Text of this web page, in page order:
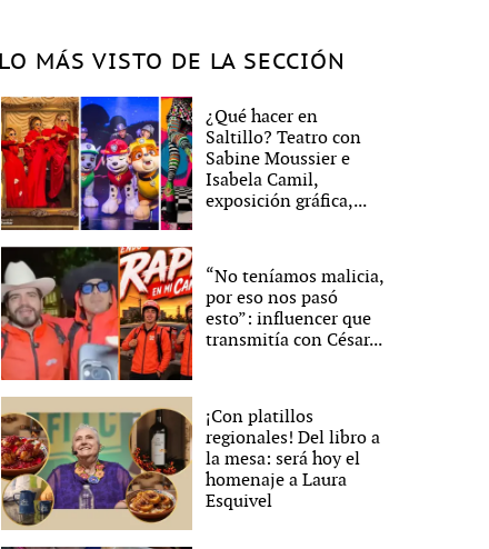
LO MÁS VISTO DE LA SECCIÓN
¿Qué hacer en
Saltillo? Teatro con
Sabine Moussier e
Isabela Camil,
exposición gráfica,...
“No teníamos malicia,
por eso nos pasó
esto”: influencer que
transmitía con César...
¡Con platillos
regionales! Del libro a
la mesa: será hoy el
homenaje a Laura
Esquivel